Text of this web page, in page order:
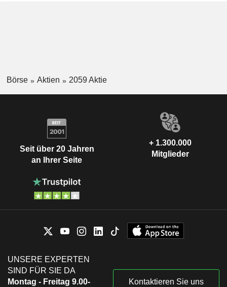
Börse Aktien 2059 Aktie
Seit über 20 Jahren
an Ihrer Seite
+ 1.300.000
Mitglieder
UNSERE EXPERTEN
SIND FÜR SIE DA
Montag - Freitag 9.00-
Kontaktieren Sie uns